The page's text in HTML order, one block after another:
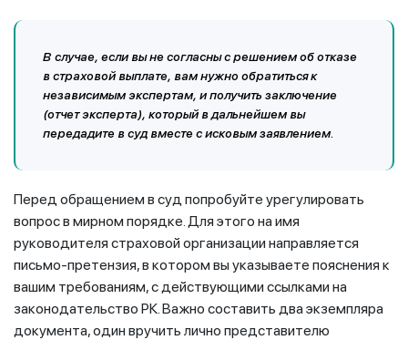
В случае, если вы не согласны с решением об отказе
в страховой выплате, вам нужно обратиться к
независимым экспертам, и получить заключение
(отчет эксперта), который в дальнейшем вы
передадите в суд вместе с исковым заявлением.
Перед обращением в суд попробуйте урегулировать
вопрос в мирном порядке. Для этого на имя
руководителя страховой организации направляется
письмо-претензия, в котором вы указываете пояснения к
вашим требованиям, с действующими ссылками на
законодательство РК. Важно составить два экземпляра
документа, один вручить лично представителю